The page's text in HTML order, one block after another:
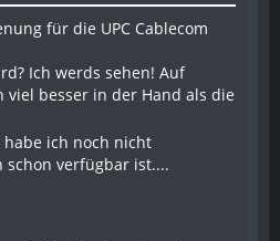
für die UPC Cablecom
Ich werds sehen! Auf
viel besser in der Hand als die
habe ich noch nicht
schon verfügbar ist....